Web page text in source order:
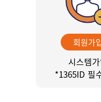
회원가
시스템
*1365ID 필